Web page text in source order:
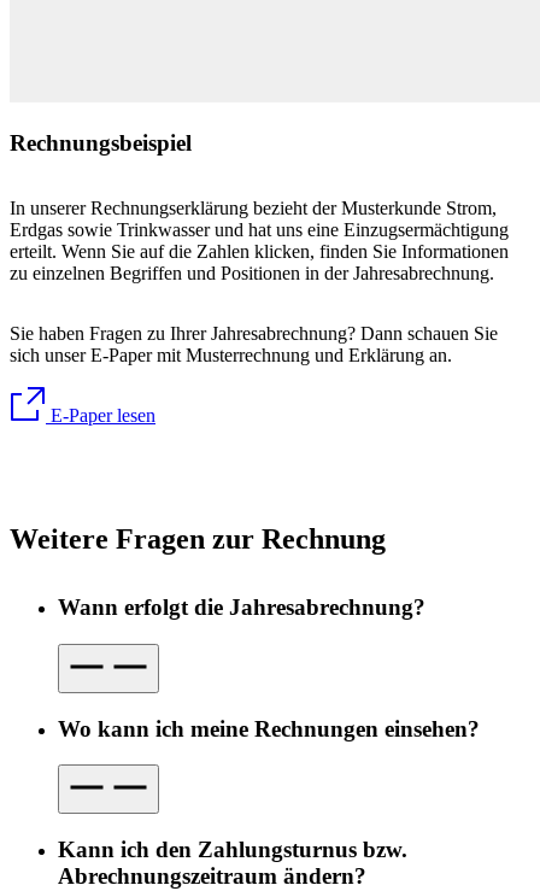
Rechnungsbeispiel
In unserer Rechnungserklärung bezieht der Musterkunde Strom,
Erdgas sowie Trinkwasser und hat uns eine Einzugsermächtigung
erteilt. Wenn Sie auf die Zahlen klicken, finden Sie Informationen
zu einzelnen Begriffen und Positionen in der Jahresabrechnung.
Sie haben Fragen zu Ihrer Jahresabrechnung? Dann schauen Sie
sich unser E-Paper mit Musterrechnung und Erklärung an.
E-Paper lesen
Weitere Fragen zur Rechnung
Wann erfolgt die Jahresabrechnung?
Wo kann ich meine Rechnungen einsehen?
Kann ich den Zahlungsturnus bzw.
Abrechnungszeitraum ändern?